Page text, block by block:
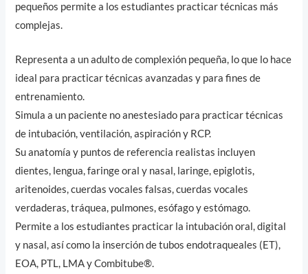
pequeños permite a los estudiantes practicar técnicas más
complejas.
Representa a un adulto de complexión pequeña, lo que lo hace
ideal para practicar técnicas avanzadas y para fines de
entrenamiento.
Simula a un paciente no anestesiado para practicar técnicas
de intubación, ventilación, aspiración y RCP.
Su anatomía y puntos de referencia realistas incluyen
dientes, lengua, faringe oral y nasal, laringe, epiglotis,
aritenoides, cuerdas vocales falsas, cuerdas vocales
verdaderas, tráquea, pulmones, esófago y estómago.
Permite a los estudiantes practicar la intubación oral, digital
y nasal, así como la inserción de tubos endotraqueales (ET),
EOA, PTL, LMA y Combitube®.